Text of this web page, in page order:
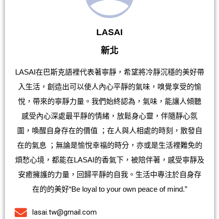
LASAI
新北
LASAI在巴斯克語裡代表著寧靜，希望將冷靜沉穩的美好帶
入生活，創造出可以使人內心平靜的氣味，嗅覺享受的愉
悅，帶來的寧靜力量。我們始終認為，氣味，能讓人傾聽
感受內心深處最平靜的情緒，放鬆身心靈，伴隨靜心氛
圍，喚醒自身存在的價值 ；在人與人相處的時刻，散發自
在的氣息 ；無論是愉悅幸福的時分，亦或是生活裡難免的
煩愁心境，都能在LASAI的香氣下，被陪伴著，感受寧靜及
安癒擁護的力量，回歸平靜的自我。生活中專注於自身存
在的的美好“Be loyal to your own peace of mind.”
lasai.tw@gmail.com